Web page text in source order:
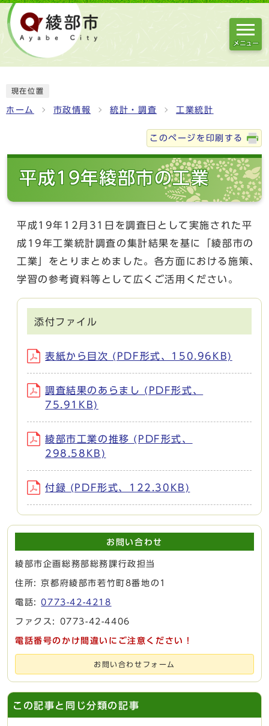
メニュー
現在位置
ホーム 市政情報 統計・調査 工業統計
このページを印刷する
平成19年綾部市の工業
平成19年12月31日を調査日として実施された平
成19年工業統計調査の集計結果を基に「綾部市の
工業」をとりまとめました。各方面における施策、
学習の参考資料等として広くご活用ください。
添付ファイル
表紙から目次 (PDF形式、150.96KB)
調査結果のあらまし (PDF形式、
75.91KB)
綾部市工業の推移 (PDF形式、
298.58KB)
付録 (PDF形式、122.30KB)
お問い合わせ
綾部市企画総務部総務課行政担当
住所: 京都府綾部市若竹町8番地の1
電話:0773-42-4218
ファクス: 0773-42-4406
電話番号のかけ間違いにご注意ください！
お問い合わせフォーム
この記事と同じ分類の記事